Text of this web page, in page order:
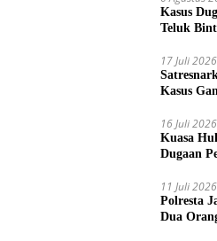
Kasus
Teluk
17 Juli 2026
Kasus
16 Juli 2026
Kuasa
Dugaan
11 Juli 2026
Polresta
Dua